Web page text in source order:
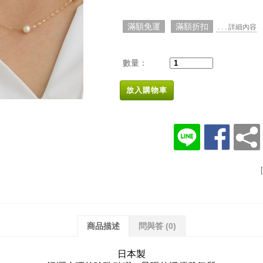
滿額免運 滿額折扣 . . . 詳細內容
數量：
放入購物車
商品描述 問與答 (0)